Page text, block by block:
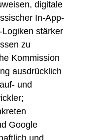
digitale
In-App-
stärker
zu
Kommission
ausdrücklich
und
Google